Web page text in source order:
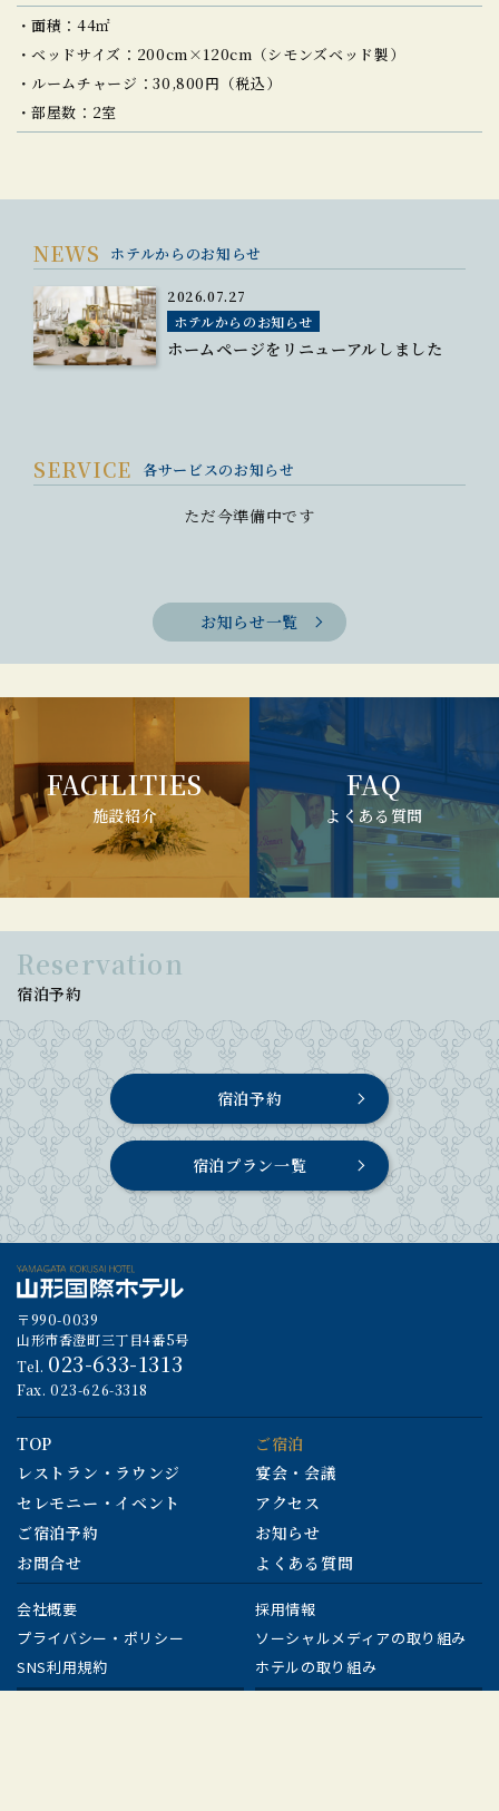
面積：44㎡
ベッドサイズ：200cm×120cm（シモンズベッド製）
ルームチャージ：30,800円（税込）
部屋数：2室
NEWS ホテルからのお知らせ
2026.07.27
ホテルからのお知らせ
ホームページをリニューアルしました
SERVICE 各サービスのお知らせ
ただ今準備中です
お知らせ一覧
FACILITIES
施設紹介
FAQ
よくある質問
Reservation
宿泊予約
宿泊予約
宿泊プラン一覧
〒990-0039
山形市香澄町三丁目4番5号
Tel. 023-633-1313
Fax. 023-626-3318
TOP
ご宿泊
レストラン・ラウンジ
宴会・会議
セレモニー・イベント
アクセス
ご宿泊予約
お知らせ
お問合せ
よくある質問
会社概要
採用情報
プライバシー・ポリシー
ソーシャルメディアの取り組み
SNS利用規約
ホテルの取り組み